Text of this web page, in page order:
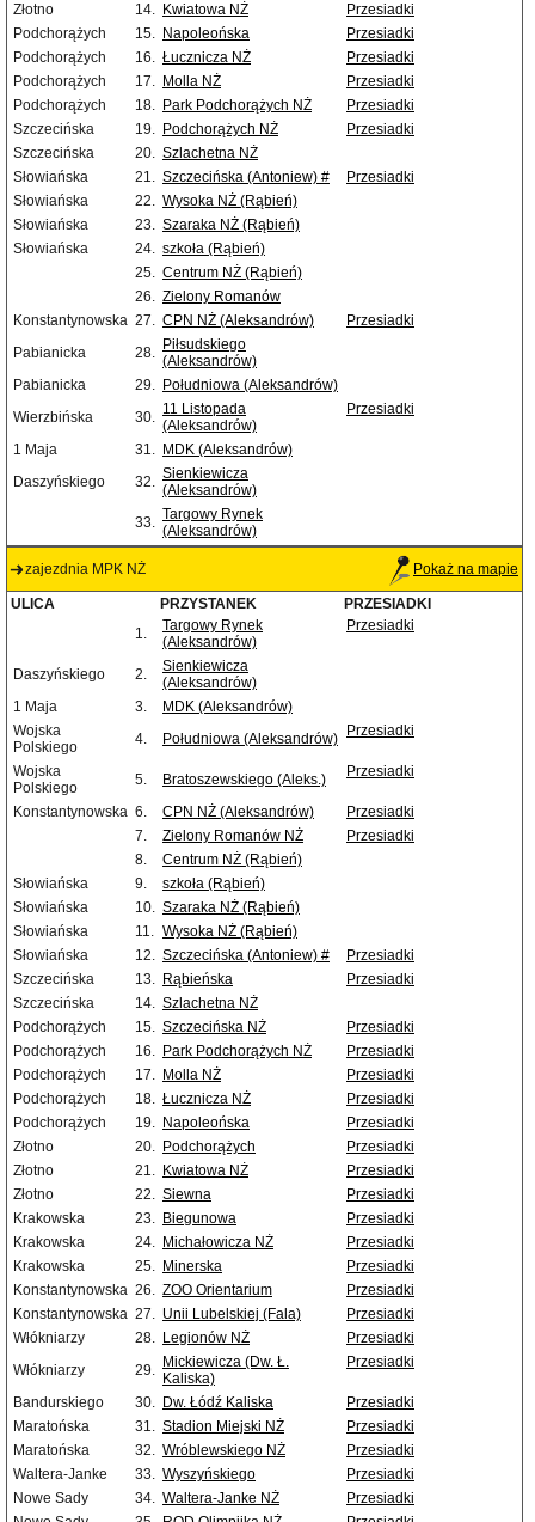
Złotno
14. Kwiatowa NŻ
Przesiadki
Podchorążych
15. Napoleońska
Przesiadki
Podchorążych
16. Łucznicza NŻ
Przesiadki
Podchorążych
17. Molla NŻ
Przesiadki
Podchorążych
18. Park Podchorążych NŻ
Przesiadki
Szczecińska
19. Podchorążych NŻ
Przesiadki
Szczecińska
20. Szlachetna NŻ
Słowiańska
21. Szczecińska (Antoniew) #
Przesiadki
Słowiańska
22. Wysoka NŻ (Rąbień)
Słowiańska
23. Szaraka NŻ (Rąbień)
Słowiańska
24. szkoła (Rąbień)
25. Centrum NŻ (Rąbień)
26. Zielony Romanów
Konstantynowska 27. CPN NŻ (Aleksandrów)
Przesiadki
Pabianicka
28. Piłsudskiego
(Aleksandrów)
Pabianicka
29. Południowa (Aleksandrów)
Wierzbińska
30. 11 Listopada
(Aleksandrów)
Przesiadki
1 Maja 31. MDK (Aleksandrów)
Daszyńskiego
32. Sienkiewicza
(Aleksandrów)
33. Targowy Rynek
(Aleksandrów)
zajezdnia MPK NŻ Pokaż na mapie
ULICA PRZYSTANEK
PRZESIADKI
1.
Targowy Rynek
(Aleksandrów)
Przesiadki
Daszyńskiego 2.
Sienkiewicza
(Aleksandrów)
1 Maja
3.
MDK (Aleksandrów)
Wojska
Polskiego
4. Południowa (Aleksandrów) Przesiadki
Wojska
Polskiego
5. Bratoszewskiego (Aleks.) Przesiadki
Konstantynowska 6. CPN NŻ (Aleksandrów)
Przesiadki
7.
Zielony Romanów NŻ
Przesiadki
8.
Centrum NŻ (Rąbień)
Słowiańska
9.
szkoła (Rąbień)
Słowiańska
10. Szaraka NŻ (Rąbień)
Słowiańska
11. Wysoka NŻ (Rąbień)
Słowiańska
12. Szczecińska (Antoniew) #
Przesiadki
Szczecińska
13. Rąbieńska
Przesiadki
Szczecińska
14. Szlachetna NŻ
Podchorążych
15. Szczecińska NŻ
Przesiadki
Podchorążych
16. Park Podchorążych NŻ
Przesiadki
Podchorążych
17. Molla NŻ
Przesiadki
Podchorążych
18. Łucznicza NŻ
Przesiadki
Podchorążych
19. Napoleońska
Przesiadki
Złotno
20. Podchorążych
Przesiadki
Złotno
21. Kwiatowa NŻ
Przesiadki
Złotno
22. Siewna
Przesiadki
Krakowska
23. Biegunowa
Przesiadki
Krakowska
24. Michałowicza NŻ
Przesiadki
Krakowska
25. Minerska
Przesiadki
Konstantynowska 26. ZOO Orientarium
Przesiadki
Konstantynowska 27. Unii Lubelskiej (Fala)
Przesiadki
Włókniarzy
28. Legionów NŻ
Przesiadki
Włókniarzy
29. Mickiewicza (Dw. Ł.
Kaliska)
Przesiadki
Bandurskiego 30. Dw. Łódź Kaliska
Przesiadki
Maratońska
31. Stadion Miejski NŻ
Przesiadki
Maratońska
32. Wróblewskiego NŻ
Przesiadki
Waltera-Janke
33. Wyszyńskiego
Przesiadki
Nowe Sady
34. Waltera-Janke NŻ
Przesiadki